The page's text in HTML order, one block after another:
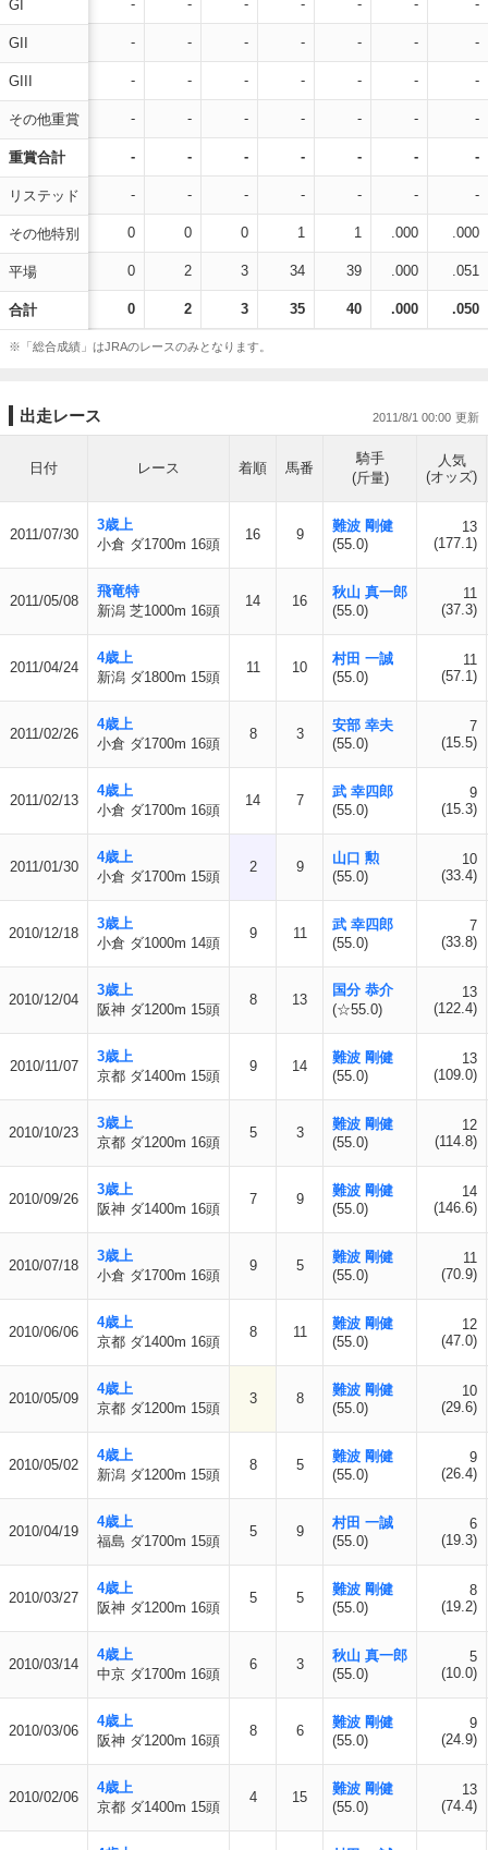
GI
GII
GIII
その他重賞
重賞合計
リステッド
その他特別
平場
合計
- - - - - - -
- - - - - - -
- - - - - - -
- - - - - - -
- - - - - - -
- - - - - - -
0 0 0 1 1 .000 .000
0 2 3 34 39 .000 .051
0 2 3 35 40 .000 .050
※「総合成績」はJRAのレースのみとなります。
出走レース 2011/8/1 00:00
日付 レース 着順 馬番
騎手
(斤量)
人気
(オッズ)
2011/07/30
3歳上
小倉 ダ1700m 16頭
16 9
難波 剛健
(55.0)
13
(177.1)
2011/05/08
飛竜特
新潟 芝1000m 16頭
14 16
秋山 真一郎
(55.0)
11
(37.3)
2011/04/24
4歳上
新潟 ダ1800m 15頭
11 10
村田 一誠
(55.0)
11
(57.1)
2011/02/26
4歳上
小倉 ダ1700m 16頭
8 3
安部 幸夫
(55.0)
7
(15.5)
2011/02/13
4歳上
小倉 ダ1700m 16頭
14 7
武 幸四郎
(55.0)
9
(15.3)
2011/01/30
4歳上
小倉 ダ1700m 15頭
2 9
山口 勲
(55.0)
10
(33.4)
2010/12/18
3歳上
小倉 ダ1000m 14頭
9 11
武 幸四郎
(55.0)
7
(33.8)
2010/12/04
3歳上
阪神 ダ1200m 15頭
8 13
国分 恭介
(☆55.0)
13
(122.4)
2010/11/07
3歳上
京都 ダ1400m 15頭
9 14
難波 剛健
(55.0)
13
(109.0)
2010/10/23
3歳上
京都 ダ1200m 16頭
5 3
難波 剛健
(55.0)
12
(114.8)
2010/09/26
3歳上
阪神 ダ1400m 16頭
7 9
難波 剛健
(55.0)
14
(146.6)
2010/07/18
3歳上
小倉 ダ1700m 16頭
9 5
難波 剛健
(55.0)
11
(70.9)
2010/06/06
4歳上
京都 ダ1400m 16頭
8 11
難波 剛健
(55.0)
12
(47.0)
2010/05/09
4歳上
京都 ダ1200m 15頭
3 8
難波 剛健
(55.0)
10
(29.6)
2010/05/02
4歳上
新潟 ダ1200m 15頭
8 5
難波 剛健
(55.0)
9
(26.4)
2010/04/19
4歳上
福島 ダ1700m 15頭
5 9
村田 一誠
(55.0)
6
(19.3)
2010/03/27
4歳上
阪神 ダ1200m 16頭
5 5
難波 剛健
(55.0)
8
(19.2)
2010/03/14
4歳上
中京 ダ1700m 16頭
6 3
秋山 真一郎
(55.0)
5
(10.0)
2010/03/06
4歳上
阪神 ダ1200m 16頭
8 6
難波 剛健
(55.0)
9
(24.9)
2010/02/06
4歳上
京都 ダ1400m 15頭
4 15
難波 剛健
(55.0)
13
(74.4)